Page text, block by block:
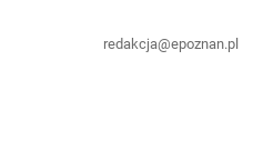
redakcja@epoznan.pl